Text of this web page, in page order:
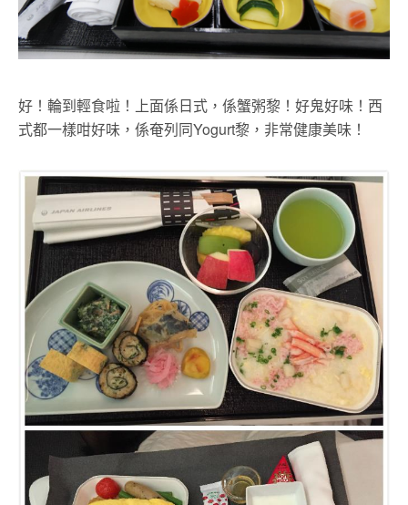
好！輪到輕食啦！上面係日式，係蟹粥黎！好鬼好味！西
式都一樣咁好味，係奄列同Yogurt黎，非常健康美味！